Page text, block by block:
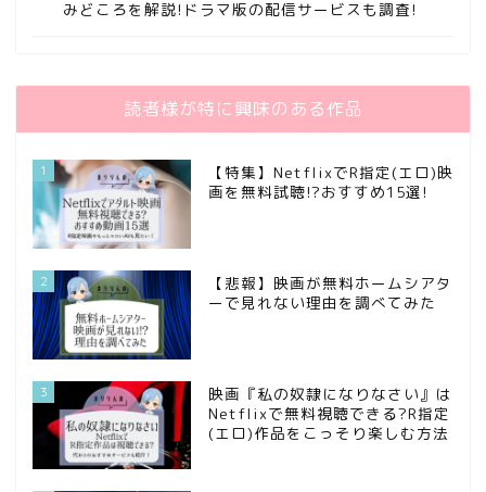
みどころを解説!ドラマ版の配信サービスも調査!
読者様が特に興味のある作品
1
【特集】NetflixでR指定(エロ)映
画を無料試聴!?おすすめ15選!
2
【悲報】映画が無料ホームシアタ
ーで見れない理由を調べてみた
3
映画『私の奴隷になりなさい』は
Netflixで無料視聴できる?R指定
(エロ)作品をこっそり楽しむ方法